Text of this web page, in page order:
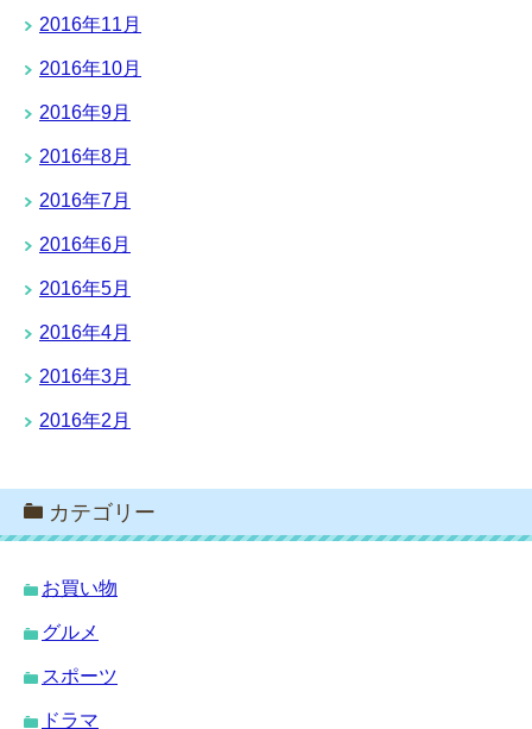
2016年11月
2016年10月
2016年9月
2016年8月
2016年7月
2016年6月
2016年5月
2016年4月
2016年3月
2016年2月
カテゴリー
お買い物
グルメ
スポーツ
ドラマ